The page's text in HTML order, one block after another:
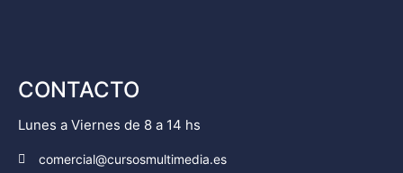
CONTACTO
Lunes a Viernes de 8 a 14 hs
comercial@cursosmultimedia.es